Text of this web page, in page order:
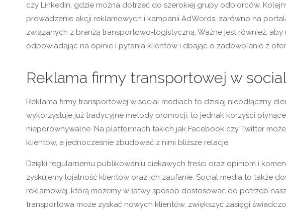
czy LinkedIn, gdzie można dotrzeć do szerokiej grupy odbiorców.
prowadzenie akcji reklamowych i kampanii AdWords, zarówno na
związanych z branżą transportowo-logistyczną. Ważne jest również,
odpowiadając na opinie i pytania klientów i dbając o zadowolenie z
Reklama firmy transportowej w
Reklama firmy transportowej w social mediach to dzisiaj nieodłączny
wykorzystuje już tradycyjne metody promocji, to jednak korzyści
nieporównywalne. Na platformach takich jak Facebook czy Twitter
klientów, a jednocześnie zbudować z nimi bliższe relacje.
Dzięki regularnemu publikowaniu ciekawych treści oraz opiniom i
zyskujemy lojalność klientów oraz ich zaufanie. Social media to także
reklamowej, którą możemy w łatwy sposób dostosować do potrzeb
transportowa może zyskać nowych klientów, zwiększyć zasięgi